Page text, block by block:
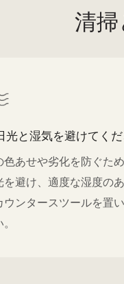
清掃
光と湿気を避けてく
色あせや劣化を防ぐた
を避け、適度な湿度の
ウンタースツールを置